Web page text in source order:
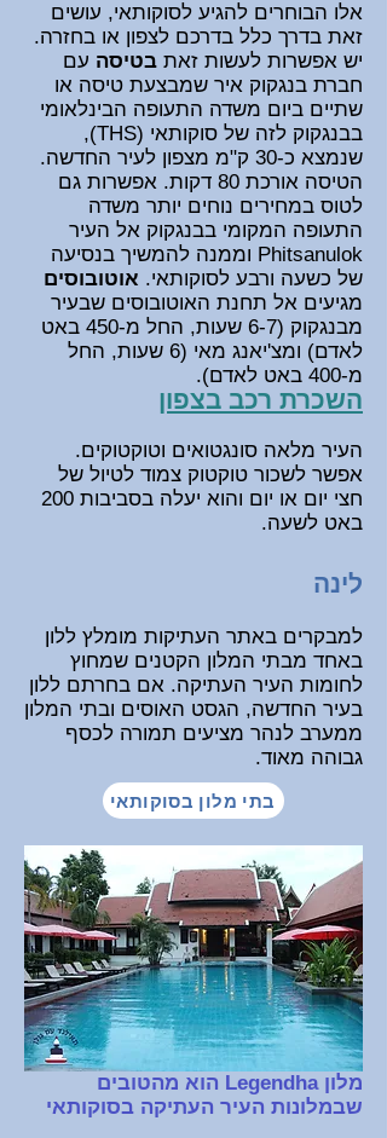
אלו הבוחרים להגיע לסוקותאי, עושים
זאת בדרך כלל בדרכם לצפון או בחזרה.
יש אפשרות לעשות זאת בטיסה עם
חברת בנגקוק איר שמבצעת טיסה או
שתיים ביום משדה התעופה הבינלאומי
בבנגקוק לזה של סוקותאי (THS),
שנמצא כ-30 ק"מ מצפון לעיר החדשה.
הטיסה אורכת 80 דקות. אפשרות גם
לטוס במחירים נוחים יותר משדה
התעופה המקומי בבנגקוק אל העיר
Phitsanulok וממנה להמשיך בנסיעה
של כשעה ורבע לסוקותאי. אוטובוסים
מגיעים אל תחנת האוטובוסים שבעיר
מבנגקוק (6-7 שעות, החל מ-450 באט
לאדם) ומצ'יאנג מאי (6 שעות, החל
מ-400 באט לאדם).
השכרת רכב בצפון
העיר מלאה סונגטואים וטוקטוקים.
אפשר לשכור טוקטוק צמוד לטיול של
חצי יום או יום והוא יעלה בסביבות 200
באט לשעה.
לינה
למבקרים באתר העתיקות מומלץ ללון
באחד מבתי המלון הקטנים שמחוץ
לחומות העיר העתיקה. אם בחרתם ללון
בעיר החדשה, הגסט האוסים ובתי המלון
ממערב לנהר מציעים תמורה לכסף
גבוהה מאוד.
בתי מלון בסוקותאי
מלון Legendha הוא מהטובים
שבמלונות העיר העתיקה בסוקותאי